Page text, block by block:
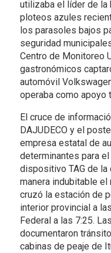
utilizaba el líder de la
ploteos azules
los parasoles bajos
seguridad
Centro de Monitoreo
gastronómicos
automóvil
operaba como apoyo
El cruce de
DAJUDECO y el
empresa estatal de
determinantes para
dispositivo TAG de la
manera indubitable el
cruzó la estación de
interior provincial a
Federal a las 7:25.
documentaron
cabinas de peaje de